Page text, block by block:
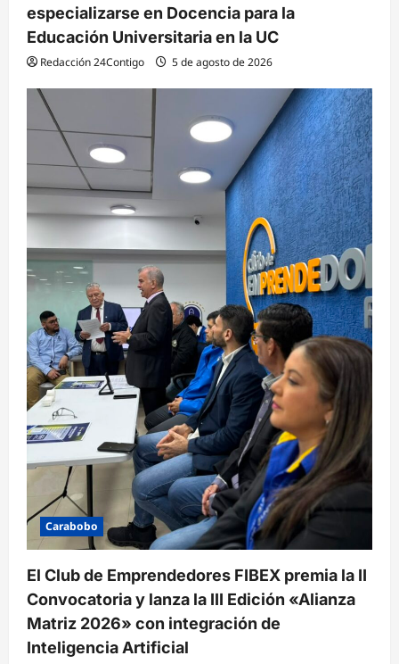
especializarse en Docencia para la
Educación Universitaria en la UC
Redacción 24Contigo 5 de agosto de 2026
Carabobo
El Club de Emprendedores FIBEX premia la II
Convocatoria y lanza la III Edición «Alianza
Matriz 2026» con integración de
Inteligencia Artificial